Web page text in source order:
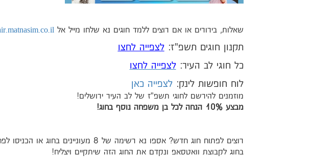
שאלות, בירורים או אם רוצים ללמד חוגים נא שלחו מייל אל
תקנון חוגים תשפ"ז:לצפייה לחצו
כל חוגי לב העיר:לצפייה לחצו
לוח חופשות לינק:לצפייה כאן
מוזמנים להירשם לחוגי תשפ"ז של לב העיר ירושלים!
מבצע 10% הנחה לכל בן משפחה נוסף בחוג!
בחוג לקבוצת וואטסאפ ונקדם את החוג הזה שיתקיים ויצליח!